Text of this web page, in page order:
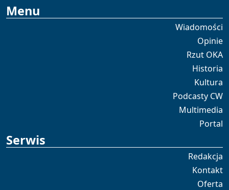
Menu
Wiadomości
Opinie
Rzut OKA
Historia
Kultura
Podcasty CW
Multimedia
Portal
Serwis
Redakcja
Kontakt
Oferta